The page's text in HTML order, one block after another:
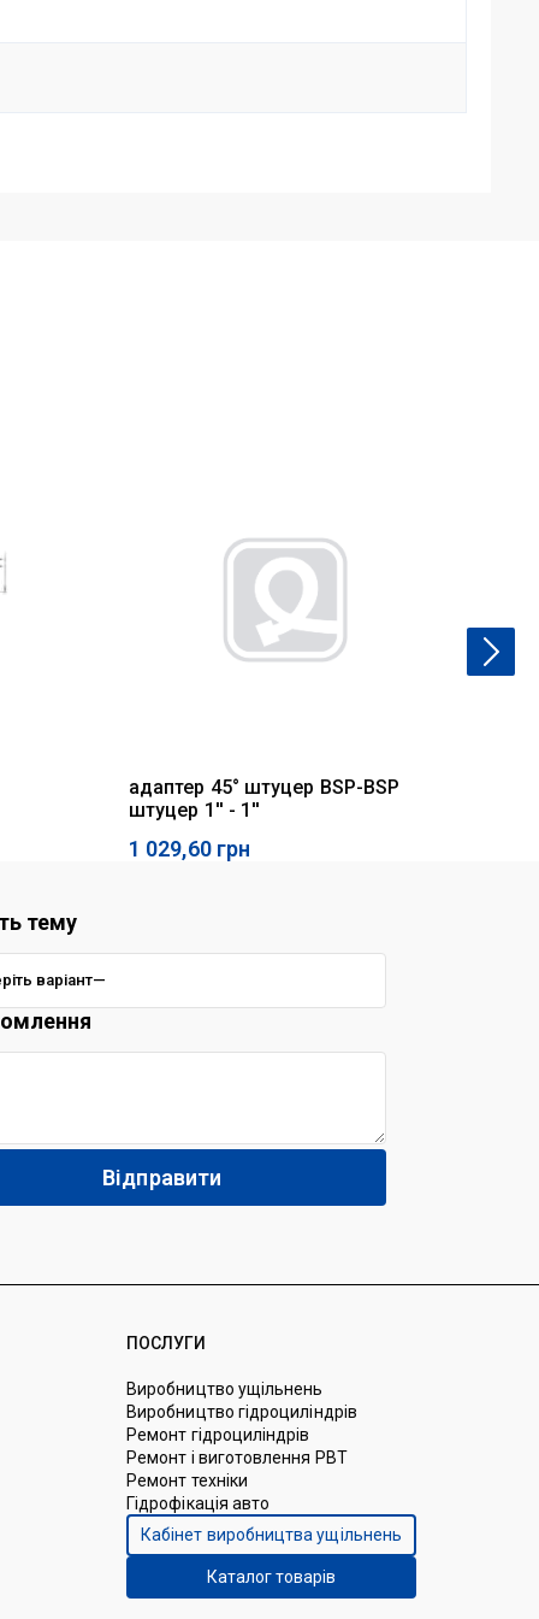
адаптер 45° штуцер BSP-BSP
штуцер 1'' - 1''
1 029,60 грн
тему
ПОСЛУГИ
Виробництво ущільнень
Виробництво гідроциліндрів
Ремонт гідроциліндрів
Ремонт і виготовлення РВТ
Ремонт техніки
Гідрофікація авто
Кабінет виробництва ущільнень
Каталог товарів